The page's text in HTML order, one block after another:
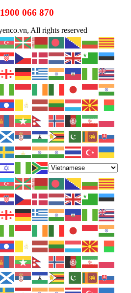
1900 066 870
All rights reserved